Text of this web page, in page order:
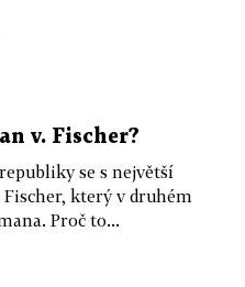
v. Fischer?
se s největší
který v druhém
Proč to...